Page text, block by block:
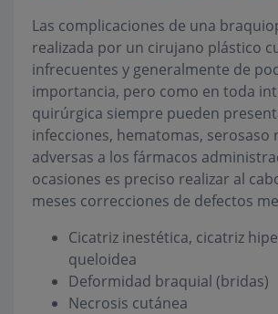
Las complicaciones de una
realizada por un cirujano plástico
infrecuentes y generalmente de
importancia, pero como en toda
quirúrgica siempre pueden
infecciones, hematomas, serosaso
adversas a los fármacos
ocasiones es preciso realizar al
meses correcciones de defectos
Cicatriz inestética, cicatriz
queloidea
Deformidad braquial (bridas)
Necrosis cutánea